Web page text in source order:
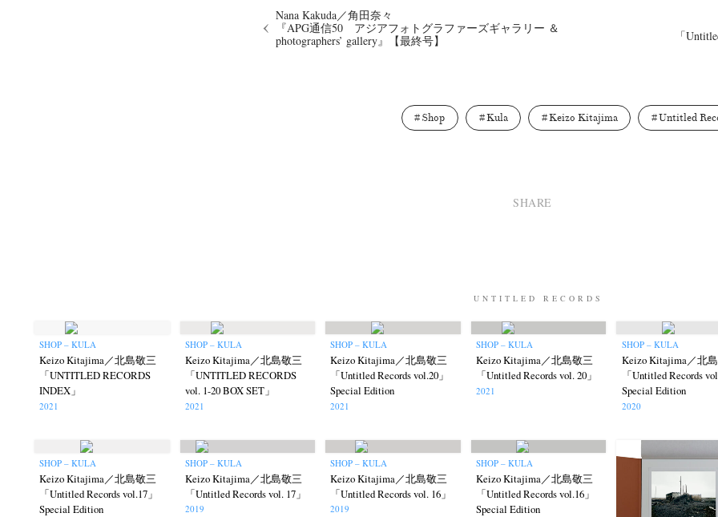
(56) Special Exhibitions
Nana Kakuda／角田奈々
『APG通信50 アジアフォトグラファーズギャラリー ＆
photographers’ gallery』【最終号】
「
Shop Kula Keizo Kitajima Untitled
SHARE
UNTITLED RECORDS
SHOP – KULA
Keizo Kitajima／北島敬三
「UNTITLED RECORDS
INDEX」
2021
SHOP – KULA
Keizo Kitajima／北島敬三
「UNTITLED RECORDS
vol. 1-20 BOX SET」
2021
SHOP – KULA
Keizo Kitajima／北島敬三
「Untitled Records vol.20」
Special Edition
2021
SHOP – KULA
Keizo Kitajima／北島敬三
「Untitled Records vol. 20」
2021
SHOP – KULA
Keizo Kitajima／北
「Untitled Records
Special Edition
2020
SHOP – KULA
Keizo Kitajima／北島敬三
「Untitled Records vol.17」
Special Edition
SHOP – KULA
Keizo Kitajima／北島敬三
「Untitled Records vol. 17」
2019
SHOP – KULA
Keizo Kitajima／北島敬三
「Untitled Records vol. 16」
2019
SHOP – KULA
Keizo Kitajima／北島敬三
「Untitled Records vol.16」
Special Edition